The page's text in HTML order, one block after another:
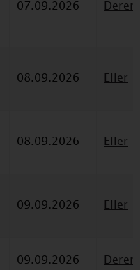
07.09.2026
08.09.2026 Eller
08.09.2026 Eller
09.09.2026 Eller
09.09.2026